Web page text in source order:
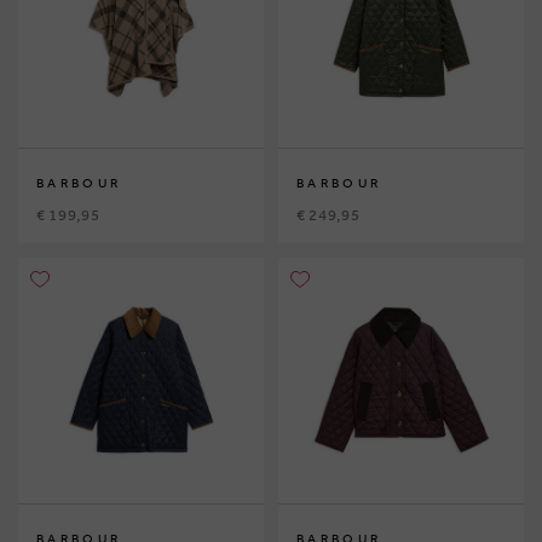
BARBOUR
€ 199,95
BARBOUR
€ 249,95